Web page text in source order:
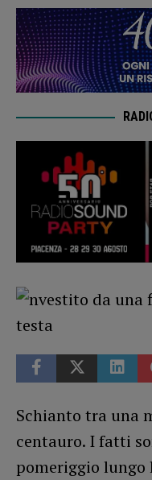
Schianto tra una
centauro. I fatti
pomeriggio lungo